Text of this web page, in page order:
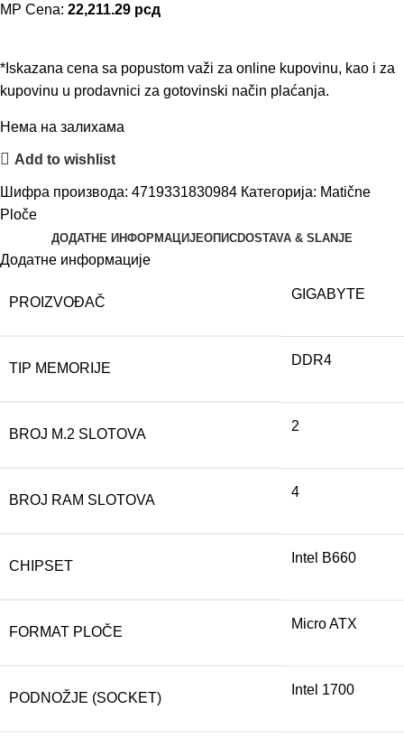
MP Cena: 22,211.29 рсд
*Iskazana cena sa popustom važi za online kupovinu, kao i za
kupovinu u prodavnici za gotovinski način plaćanja.
Нема на залихама
Add to wishlist
Шифра производа: 4719331830984 Категорија: Matične
Ploče
ДОДАТНЕ ИНФОРМАЦИЈЕОПИСDOSTAVA & SLANJE
Додатне информације
PROIZVOĐAČ
GIGABYTE
TIP MEMORIJE
DDR4
BROJ M.2 SLOTOVA
2
BROJ RAM SLOTOVA
4
CHIPSET
Intel B660
FORMAT PLOČE
Micro ATX
PODNOŽJE (SOCKET)
Intel 1700